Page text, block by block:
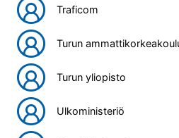
Traficom
Turun
Turun yliopisto
Ulkoministeriö